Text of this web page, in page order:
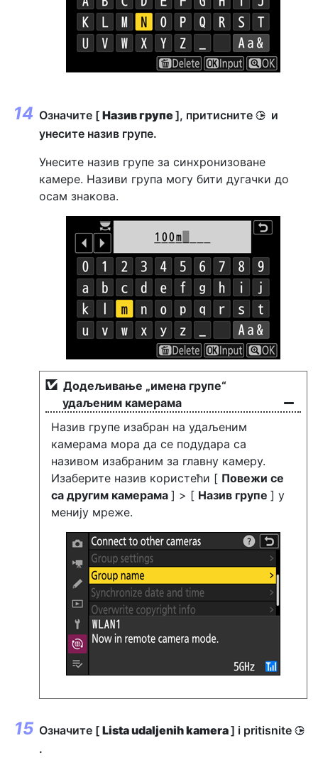
Означите [ Назив групе], притисните 2 и
унесите назив групе.
Унесите назив групе за синхронизоване
камере. Називи група могу бити дугачки до
осам знакова.
Додељивање „имена групе“
удаљеним камерама
Назив групе изабран на удаљеним
камерама мора да се подудара са
називом изабраним за главну камеру.
Изаберите назив користећи [ Повежи се
са другим камерама ] > [ Назив групе ] у
менију мреже.
Означите [ Lista udaljenih kamera] i pritisnite 2
.